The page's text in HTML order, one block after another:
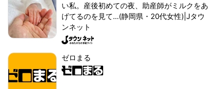
い私。産後初めての夜、助産師がミルクをあ
げてるのを見て...(静岡県・20代女性)|Jタウ
ンネット
ゼロまる